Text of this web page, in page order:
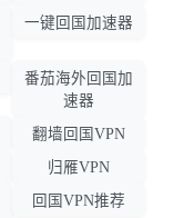
一键回国加速器
番茄海外回国加
速器
翻墙回国VPN
归雁VPN
回国VPN推荐